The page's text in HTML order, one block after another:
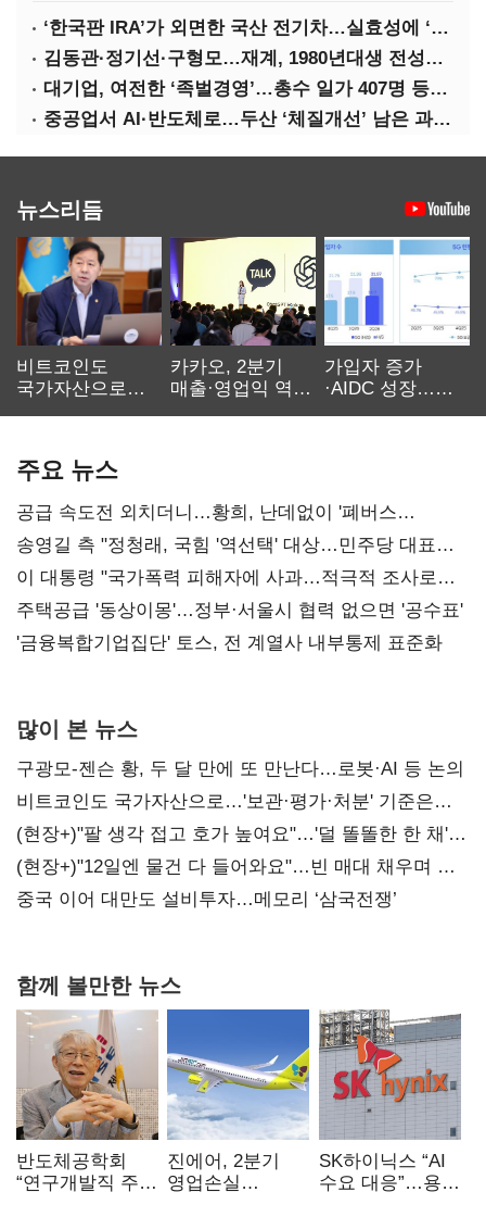
‘한국판 IRA’가 외면한 국산 전기차…실효성에 ‘의문’
김동관·정기선·구형모…재계, 1980년대생 전성시대
대기업, 여전한 ‘족벌경영’…총수 일가 407명 등기임원
중공업서 AI·반도체로…두산 ‘체질개선’ 남은 과제는
뉴스리듬
비트코인도
국가자산으로…'
카카오, 2분기
매출·영업익 역대
가입자 증가
·AIDC 성장…
주요 뉴스
공급 속도전 외치더니…황희, 난데없이 '폐버스
리모델링' 제안
송영길 측 "정청래, 국힘 '역선택' 대상…민주당 대표로
총선 지휘 못해"
이 대통령 "국가폭력 피해자에 사과…적극적 조사로
진실 밝혀야"
주택공급 '동상이몽'…정부·서울시 협력 없으면 '공수표'
'금융복합기업집단' 토스, 전 계열사 내부통제 표준화
많이 본 뉴스
구광모-젠슨 황, 두 달 만에 또 만난다…로봇·AI 등 논의
비트코인도 국가자산으로…'보관·평가·처분' 기준은
숙제
(현장+)"팔 생각 접고 호가 높여요"…'덜 똘똘한 한 채'
20억 키맞추기
(현장+)"12일엔 물건 다 들어와요"…빈 매대 채우며 문
연 홈플러스
중국 이어 대만도 설비투자…메모리 ‘삼국전쟁’
함께 볼만한 뉴스
반도체공학회
“연구개발직 주
진에어, 2분기
영업손실
SK하이닉스 “AI
수요 대응”…용인